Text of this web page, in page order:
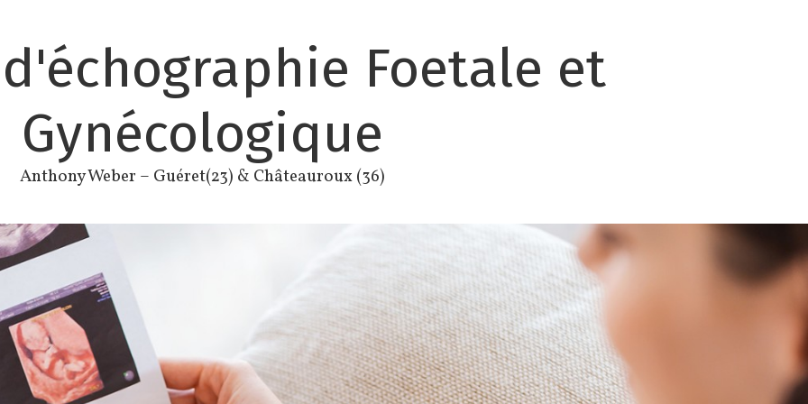
Foetale et
Gynécologique
Anthony Weber – Guéret(23) & Châteauroux (36)